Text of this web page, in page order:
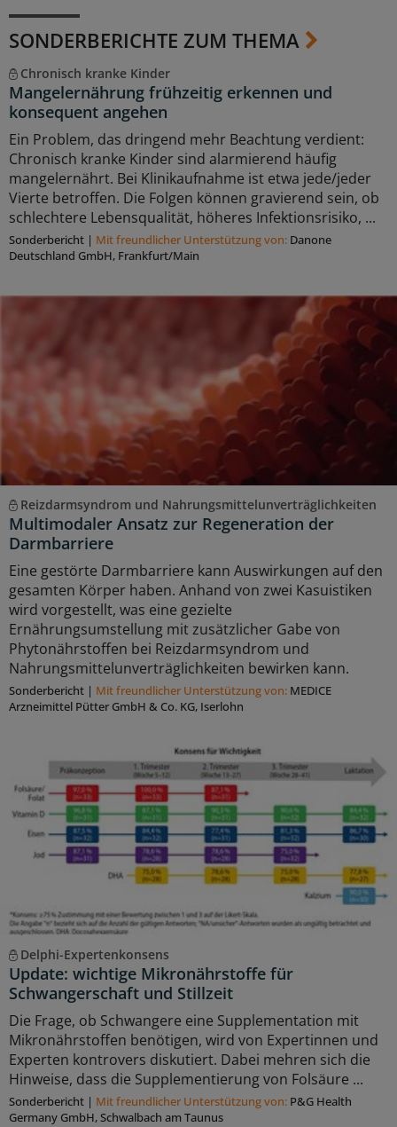
SONDERBERICHTE ZUM THEMA
Chronisch kranke Kinder
Mangelernährung frühzeitig erkennen und
konsequent angehen
Ein Problem, das dringend mehr Beachtung verdient:
Chronisch kranke Kinder sind alarmierend häufig
mangelernährt. Bei Klinikaufnahme ist etwa jede/jeder
Vierte betroffen. Die Folgen können gravierend sein, ob
schlechtere Lebensqualität, höheres Infektionsrisiko, ...
Sonderbericht | Mit freundlicher Unterstützung von: Danone
Deutschland GmbH, Frankfurt/Main
Reizdarmsyndrom und Nahrungsmittelunverträglichkeiten
Multimodaler Ansatz zur Regeneration der
Darmbarriere
Eine gestörte Darmbarriere kann Auswirkungen auf den
gesamten Körper haben. Anhand von zwei Kasuistiken
wird vorgestellt, was eine gezielte
Ernährungsumstellung mit zusätzlicher Gabe von
Phytonährstoffen bei Reizdarmsyndrom und
Nahrungsmittelunverträglichkeiten bewirken kann.
Sonderbericht | Mit freundlicher Unterstützung von: MEDICE
Arzneimittel Pütter GmbH & Co. KG, Iserlohn
Delphi-Expertenkonsens
Update: wichtige Mikronährstoffe für
Schwangerschaft und Stillzeit
Die Frage, ob Schwangere eine Supplementation mit
Mikronährstoffen benötigen, wird von Expertinnen und
Experten kontrovers diskutiert. Dabei mehren sich die
Hinweise, dass die Supplementierung von Folsäure ...
Sonderbericht | Mit freundlicher Unterstützung von: P&G Health
Germany GmbH, Schwalbach am Taunus